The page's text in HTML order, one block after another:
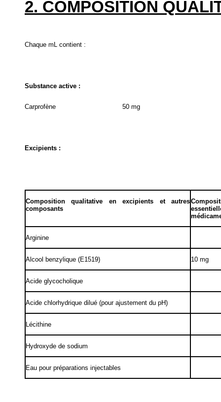
2. COMPOSITION
Chaque mL contient :
Substance active :
Carprofène 50 mg
Excipients :
Composition qualitative en excipients et autres
composants
Arginine
Alcool benzylique (E1519) 10 mg
Acide glycocholique
Acide chlorhydrique dilué (pour ajustement du pH)
Lécithine
Hydroxyde de sodium
Eau pour préparations injectables